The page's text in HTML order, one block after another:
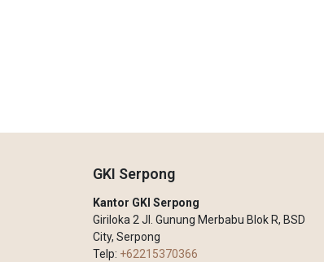
GKI Serpong
Kantor GKI Serpong
Giriloka 2 Jl. Gunung Merbabu Blok R, BSD
City, Serpong
Telp: +62215370366